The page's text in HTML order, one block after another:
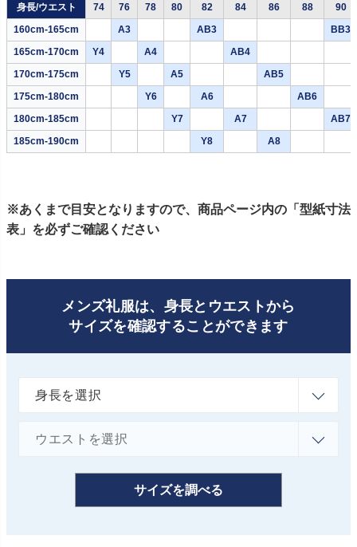
身長/ウエスト 74 76 78 80 82 84 86 88
90
160cm-165cm
A3 AB3
BB3
165cm-170cm
Y4 A4
AB4
170cm-175cm
Y5 A5
AB5
175cm-180cm
Y6 A6
AB6
180cm-185cm
Y7 A7
AB7
185cm-190cm
Y8 A8
※あくまで目安となりますので、商品ページ内の「型紙寸法
表」を必ずご確認ください
メンズ礼服は、身長とウエストから
サイズを確認することができます
サイズを調べる